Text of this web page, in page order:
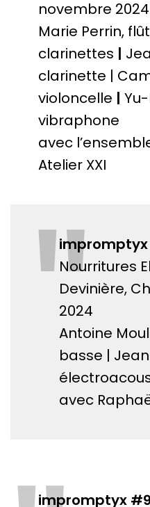
novembre 2024
Marie Perrin,
clarinettes |
clarinette |
violoncelle |
vibraphone
avec
Atelier XXI
"
Nourritures
Devinière,
2024
Antoine
basse |
avec
impromptyx